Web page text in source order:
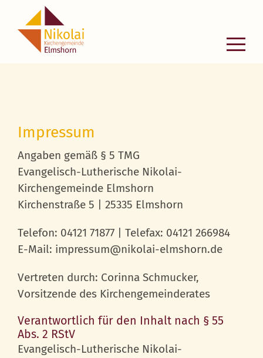
Inhalt
springen
Impressum
Angaben gemäß § 5 TMG
Evangelisch-Lutherische Nikolai-
Kirchengemeinde Elmshorn
Kirchenstraße 5 | 25335 Elmshorn
Telefon: 04121 71877 | Telefax: 04121 266984
E-Mail: impressum@nikolai-elmshorn.de
Vertreten durch: Corinna Schmucker,
Vorsitzende des Kirchengemeinderates
Verantwortlich für den Inhalt nach § 55
Abs. 2 RStV
Evangelisch-Lutherische Nikolai-